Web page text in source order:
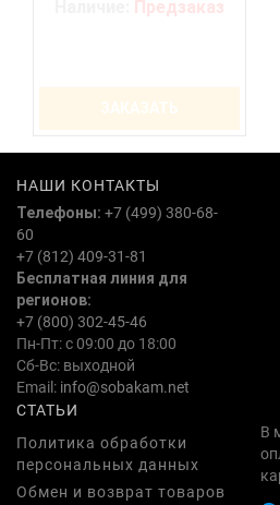
Предзаказ
НАШИ КОНТАКТЫ
Телефоны: +7 (499) 380-68-
60
+7 (812) 409-31-81
Бесплатная линия для
регионов:
+7 (800) 302-45-46
Пн-Пт: с 09:00 до 18:00
Сб-Вс: выходной
Email: info@sobakam.net
СТАТЬИ
Политика обработки
персональных данных
Обмен и возврат товаров
В